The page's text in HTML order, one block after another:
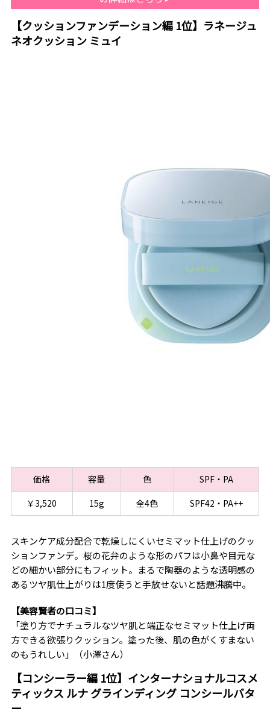
【クッションファンデーション編 1位】ラネージュ
ネオクッション ミュイ
価格 容量 色
SPF・PA
￥3,520
15g 全4色 SPF42・PA++
スキンケア成分配合で乾燥しにくいセミマット仕上げのクッ
ションファンデ。桜の花弁のような形のパフは小鼻や目元な
どの細かい部分にもフィット。まるで陶器のような透明感の
あるツヤ肌仕上がりは1度使うと手放せないと話題沸騰中。
【美容賢者の口コミ】
「塗り方でナチュラルなツヤ肌と端正なセミマット仕上げ両
方できる欲張りクッション。塗った後、肌の色がくすまない
のもうれしい」（小澤さん）
【コンシーラー編 1位】インターナショナルコスメ
ティックス ルナ グラインディング コンシールバタ
ー